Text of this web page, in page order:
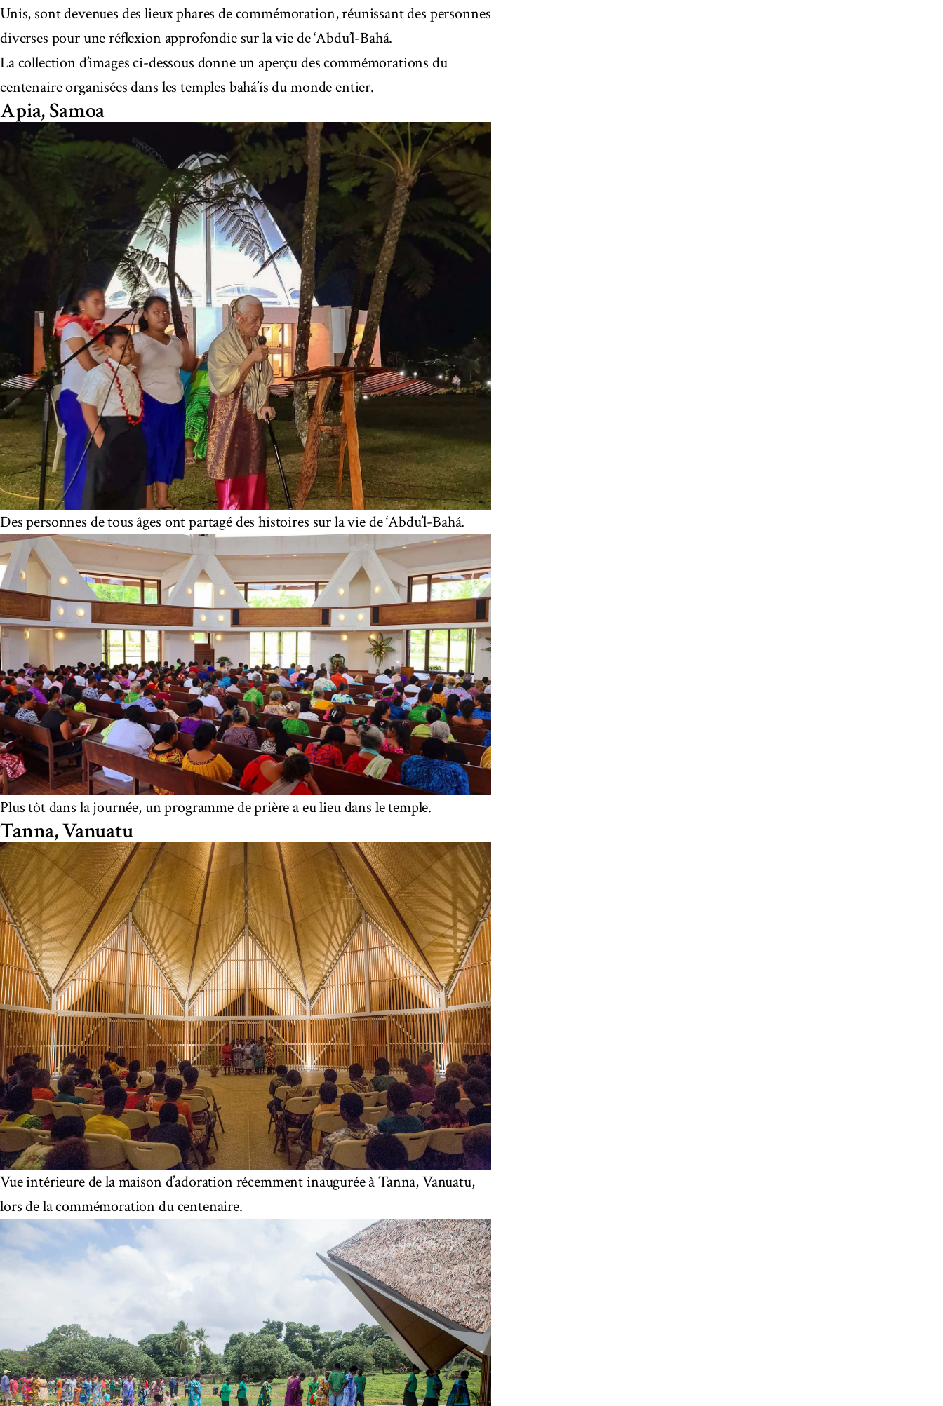
Unis, sont devenues des lieux phares de commémoration, réunissant des personnes
diverses pour une réflexion approfondie sur la vie de ‘Abdu’l-Bahá.
La collection d’images ci-dessous donne un aperçu des commémorations du
centenaire organisées dans les temples bahá’ís du monde entier.
Apia, Samoa
Des personnes de tous âges ont partagé des histoires sur la vie de ‘Abdu’l-Bahá.
Plus tôt dans la journée, un programme de prière a eu lieu dans le temple.
Tanna, Vanuatu
Vue intérieure de la maison d’adoration récemment inaugurée à Tanna, Vanuatu,
lors de la commémoration du centenaire.